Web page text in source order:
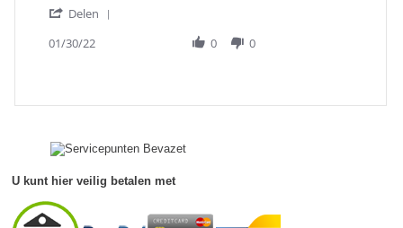
Jan Delen
on
2022
01/30/22 0 0
U kunt hier veilig betalen met